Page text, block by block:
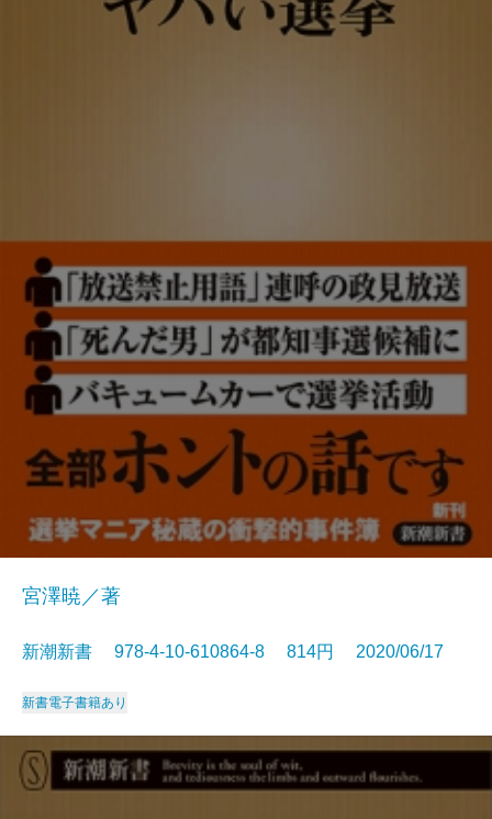
宮澤暁／著
新潮新書 978-4-10-610864-8 814円 2020/06/17
新書電子書籍あり